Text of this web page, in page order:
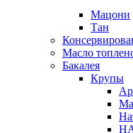
Мацони
Тан
Масло
Бакалея
Крупы